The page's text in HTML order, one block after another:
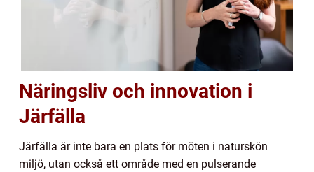
Näringsliv och innovation i
Järfälla
Järfälla är inte bara en plats för möten i naturskön
miljö, utan också ett område med en pulserande